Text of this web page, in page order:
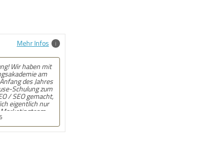
Mehr Infos
Angebot kam
auf den Punkt.
beim
jemand
gut!